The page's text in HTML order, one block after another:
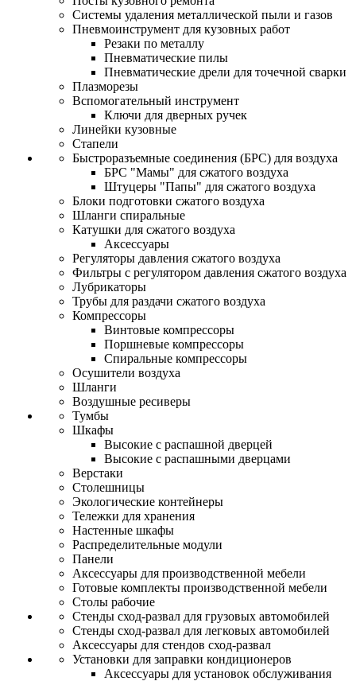
Системы удаления металлической пыли и газов
Пневмоинструмент для кузовных работ
Резаки по металлу
Пневматические пилы
Пневматические дрели для точечной сварки
Плазморезы
Вспомогательный инструмент
Ключи для дверных ручек
Линейки кузовные
Стапели
Быстроразъемные соединения (БРС) для воздуха
БРС "Мамы" для сжатого воздуха
Штуцеры "Папы" для сжатого воздуха
Блоки подготовки сжатого воздуха
Шланги спиральные
Катушки для сжатого воздуха
Аксессуары
Регуляторы давления сжатого воздуха
Фильтры с регулятором давления сжатого воздуха
Лубрикаторы
Трубы для раздачи сжатого воздуха
Компрессоры
Винтовые компрессоры
Поршневые компрессоры
Спиральные компрессоры
Осушители воздуха
Шланги
Воздушные ресиверы
Тумбы
Шкафы
Высокие с распашной дверцей
Высокие с распашными дверцами
Верстаки
Столешницы
Экологические контейнеры
Тележки для хранения
Настенные шкафы
Распределительные модули
Панели
Аксессуары для производственной мебели
Готовые комплекты производственной мебели
Столы рабочие
Стенды сход-развал для грузовых автомобилей
Стенды сход-развал для легковых автомобилей
Аксессуары для стендов сход-развал
Установки для заправки кондиционеров
Аксессуары для установок обслуживания